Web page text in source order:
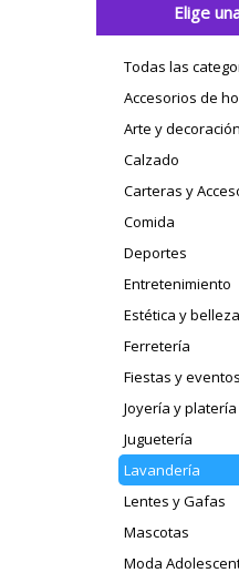
Elige
Todas las
Accesorios de
Arte y decoración
Calzado
Carteras y
Comida
Deportes
Entretenimiento
Estética y belleza
Ferretería
Fiestas y eventos
Joyería y platería
Juguetería
Lavandería
Lentes y Gafas
Mascotas
Moda